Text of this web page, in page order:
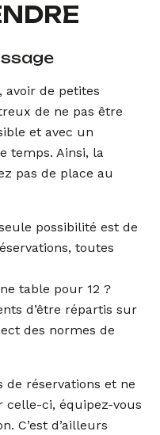
avoir de petites
de ne pas être
et avec un
temps. Ainsi, la
pas de place au
possibilité est de
toutes
table pour 12 ?
d’être répartis sur
des normes de
de réservations et ne
celle-ci, équipez-vous
C’est d’ailleurs